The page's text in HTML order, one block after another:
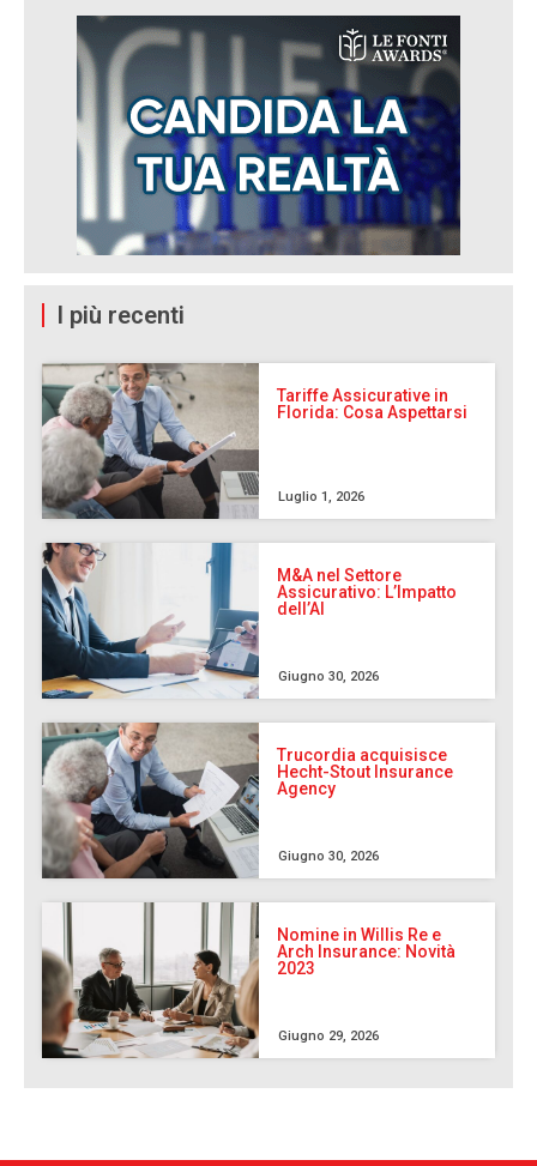
I più recenti
Tariffe Assicurative in
Florida: Cosa Aspettarsi
Luglio 1, 2026
M&A nel Settore
Assicurativo: L’Impatto
dell’AI
Giugno 30, 2026
Trucordia acquisisce
Hecht-Stout Insurance
Agency
Giugno 30, 2026
Nomine in Willis Re e
Arch Insurance: Novità
2023
Giugno 29, 2026